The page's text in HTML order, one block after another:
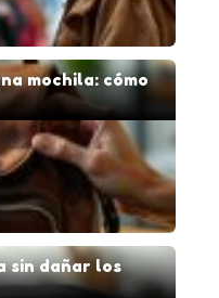
mochila: cómo
sin dañar los